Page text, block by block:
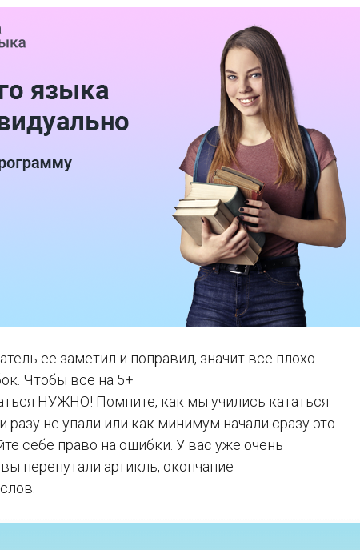
ее заметил и поправил, значит все плохо.
Чтобы все на 5+
НУЖНО! Помните, как мы учились кататься
не упали или как минимум начали сразу это
себе право на ошибки. У вас уже очень
перепутали артикль, окончание